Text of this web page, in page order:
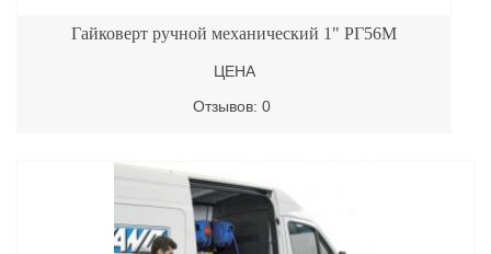
Гайковерт ручной механический 1" РГ56М
ЦЕНА
Отзывов: 0